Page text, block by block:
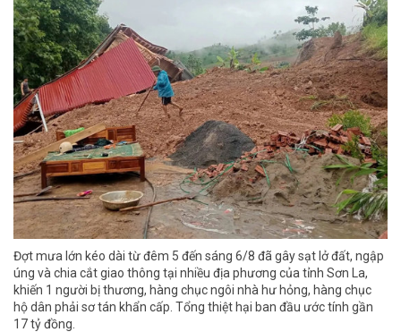
Đợt mưa lớn kéo dài từ đêm 5 đến sáng 6/8 đã gây sạt lở đất, ngập
úng và chia cắt giao thông tại nhiều địa phương của tỉnh Sơn La,
khiến 1 người bị thương, hàng chục ngôi nhà hư hỏng, hàng chục
hộ dân phải sơ tán khẩn cấp. Tổng thiệt hại ban đầu ước tính gần
17 tỷ đồng.